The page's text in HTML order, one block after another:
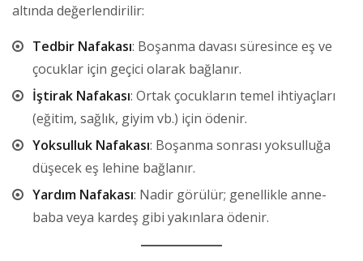
altında değerlendirilir:
Tedbir Nafakası: Boşanma davası süresince eş ve
çocuklar için geçici olarak bağlanır.
İştirak Nafakası: Ortak çocukların temel ihtiyaçları
(eğitim, sağlık, giyim vb.) için ödenir.
Yoksulluk Nafakası: Boşanma sonrası yoksulluğa
düşecek eş lehine bağlanır.
Yardım Nafakası: Nadir görülür; genellikle anne-
baba veya kardeş gibi yakınlara ödenir.